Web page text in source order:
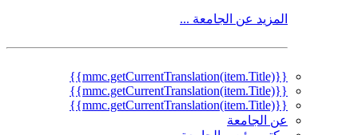
المزيد عن الجامعة ...
{{mmc.getCurrentTranslation(item.Title)}}
{{mmc.getCurrentTranslation(item.Title)}}
{{mmc.getCurrentTranslation(item.Title)}}
عن الجامعة